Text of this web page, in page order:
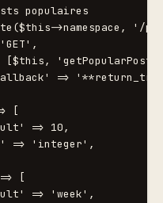
populaires
>namespace, '/
[$this,
=>
[
=> 10,
=> 'integer',
[
=> 'week',